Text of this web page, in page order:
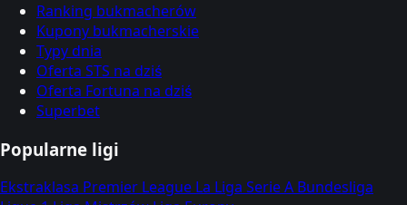
Ranking bukmacherów
Kupony bukmacherskie
Typy dnia
Oferta STS na dziś
Oferta Fortuna na dziś
Superbet
Popularne ligi
Ekstraklasa Premier League La Liga Serie A Bundesliga